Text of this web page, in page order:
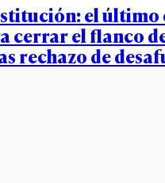
el
cerrar el flanco
rechazo de